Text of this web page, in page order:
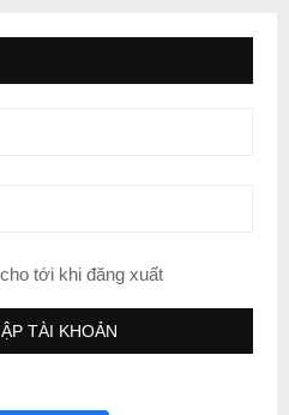
tới khi đăng xuất